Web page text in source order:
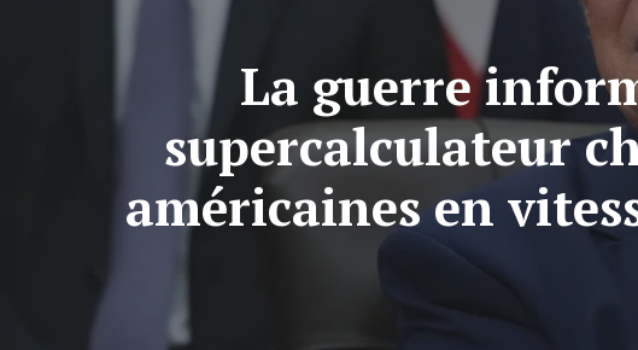
La guerre
supercalculateur
américaines en